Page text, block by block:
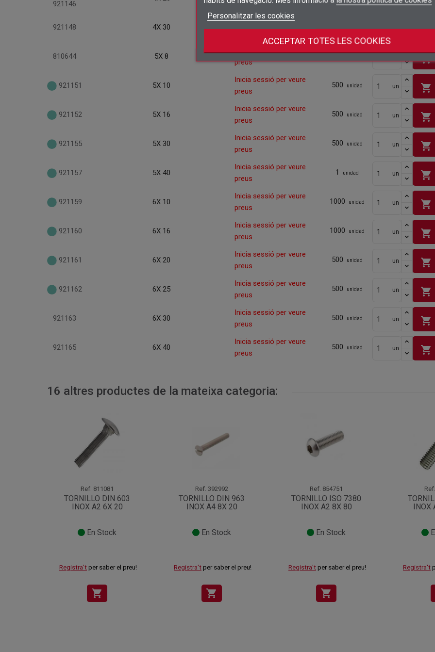
add_circle_outline
Crear una llista de desitjos
Personalitzar les cookies
ACCEPTAR TOTES LES COOKIES
921146
preus
921148 4X 30
Inicia sessió per veure
1000 unidad un shopping_cart
810644 5X 8
Inicia sessió per veure
preus
500 shopping_cart
921151 5X 10
Inicia sessió per veure
preus
500 unidad un shopping_cart
921152 5X 16
Inicia sessió per veure
preus
500 unidad un shopping_cart
921155 5X 30
Inicia sessió per veure
preus
500 unidad un shopping_cart
921157 5X 40
Inicia sessió per veure
preus
1 unidad un shopping_cart
921159 6X 10
Inicia sessió per veure
preus
1000 unidad un shopping_cart
921160 6X 16
Inicia sessió per veure
preus
1000 unidad un shopping_cart
921161 6X 20
Inicia sessió per veure
preus
500 unidad un shopping_cart
921162 6X 25
Inicia sessió per veure
preus
500 unidad un shopping_cart
921163 6X 30
Inicia sessió per veure
preus
500 unidad un shopping_cart
921165 6X 40
Inicia sessió per veure
preus
500 unidad un shopping_cart
16 altres productes de la mateixa categoria:
Ref. 811081
TORNILLO DIN 603
INOX A2 6X 20
En Stock
Registra't per saber el preu!
shopping_cart
Ref. 392992
TORNILLO DIN 963
INOX A4 8X 20
En Stock
Registra't per saber el preu!
shopping_cart
Ref. 854751
TORNILLO ISO 7380
INOX A2 8X 80
En Stock
Registra't per saber el preu!
shopping_cart
Ref.
INOX
Registra't